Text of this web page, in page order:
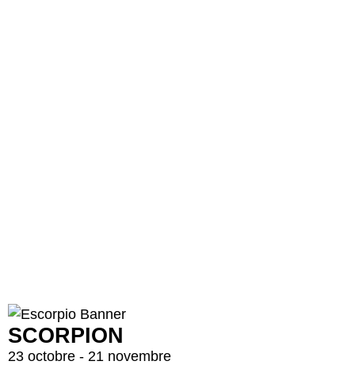
SCORPION
23 octobre - 21 novembre